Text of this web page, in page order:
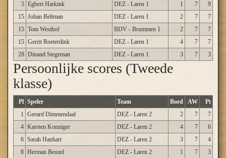
5 Egbert Harkink DEZ - Laren 1 1 7
9
15 Johan Beltman DEZ - Laren 1 2 7
7
15 Tom Westhof BDV - Brummen 1 2 7
7
15 Gerrit Roeterdink DEZ - Laren 1 4 7
7
28 Dinand Stegeman DEZ - Laren 1 3 7 3
Persoonlijke scores (Tweede
klasse)
Pl Speler Team Bord AW
Pt
1 Gerard Dimmendaal DEZ - Laren 2 2 7
7
4 Karsten Konniger DEZ - Laren 2 4 7
6
6 Sarah Hanhart DEZ - Laren 2 3 7
4
8 Herman Beuzel DEZ - Laren 2 1 7 3